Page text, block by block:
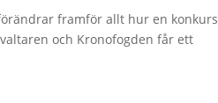
framför allt hur en konkurs
och Kronofogden får ett